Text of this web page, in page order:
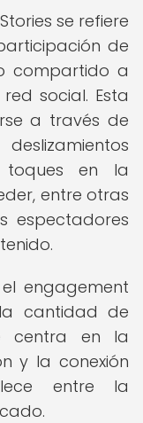
se refiere
de
compartido a
social. Esta
a través de
en la
entre otras
espectadores
engagement
cantidad de
centra en la
y la conexión
entre la